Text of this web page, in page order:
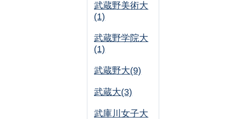
武蔵野美術大
(1)
武蔵野学院大
(1)
武蔵野大(9)
武蔵大(3)
武庫川女子大